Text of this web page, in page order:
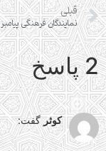
قبلی
2 پاسخ
کوثر گفت: